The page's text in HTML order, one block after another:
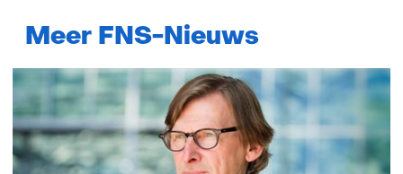
Meer FNS-Nieuws